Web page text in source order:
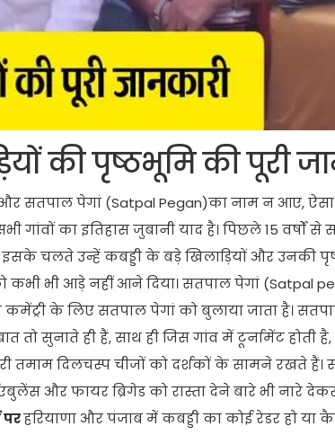
की पृष्ठभूमि की पूरी
सतपाल पेगां (Satpal Pegan)का नाम न आए, ऐसा
गांवों का इतिहास जुबानी याद है। पिछले 15 वर्षों से
इसके चलते उन्हें कबड्डी के बड़े खिलाड़ियों और उनकी
कभी भी आड़े नहीं आने दिया। सतपाल पेगां (Satpal
कमेंट्री के लिए सतपाल पेगां को बुलाया जाता है।
तो सुनाते ही हैं, साथ ही जिस गांव में टूर्नामेंट होती
तमाम दिलचस्प चीजों को दर्शकों के सामने रखते हैं।
और फायर ब्रिगेड को रास्ता देने बारे भी नारे
परहरियाणा और पंजाब में कबड्डी का कोई रेडर हो या